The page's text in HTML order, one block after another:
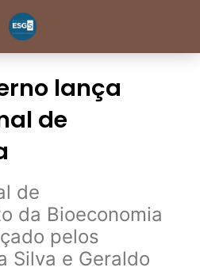
lança
de
de
da Bioeconomia
pelos
Silva e Geraldo